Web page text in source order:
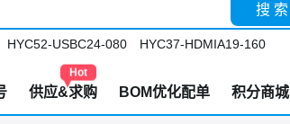
HYC52-USBC24-080 HYC37-HDMIA19-160
搜 索
Hot
供应&求购 BOM优化配单 积分商城